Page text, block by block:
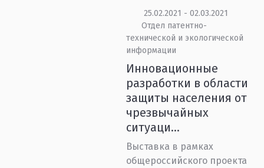
25.02.2021 - 02.03.2021
Отдел патентно-
технической и экологической
информации
Инновационные
разработки в области
защиты населения от
чрезвычайных
ситуаци...
Выставка в рамках
общероссийского проекта